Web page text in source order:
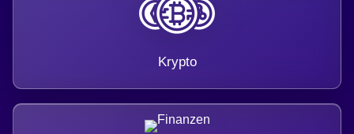
Krypto